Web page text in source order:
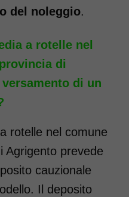
Noleggio
a domicilio
per
del noleggio.
a rotelle nel
di
di un
rotelle nel comune
Agrigento prevede
cauzionale
Il deposito